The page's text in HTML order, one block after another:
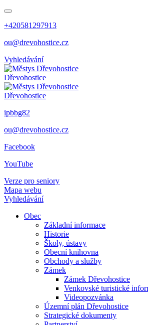
+420581297913
ou@drevohostice.cz
Vyhledávání
Dřevohostice
Dřevohostice
ipbbg82
ou@drevohostice.cz
Facebook
YouTube
Verze pro seniory
Mapa webu
Vyhledávání
Obec
Základní informace
Historie
Školy, ústavy
Obecní knihovna
Obchody a služby
Zámek
Zámek Dřevohostice
Venkovské turistické
Videopozvánka
Územní plán Dřevohostice
Strategické dokumenty